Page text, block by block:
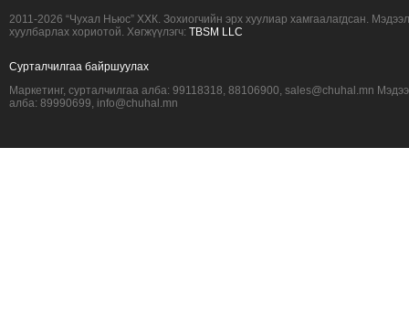
2011-2026 “Чухал Ньюс” ХХК. Зохиогчийн эрх хуулиар хамгаалагдсан.
хуулбарлах хориотой. Хөгжүүлэгч: TBSM LLC
Сурталчилгаа байршуулах
Маркетинг, сурталчилгаа алба: 99118318, 88106900, sales@chuhal.mn
алба: 89990699, info@chuhal.mn